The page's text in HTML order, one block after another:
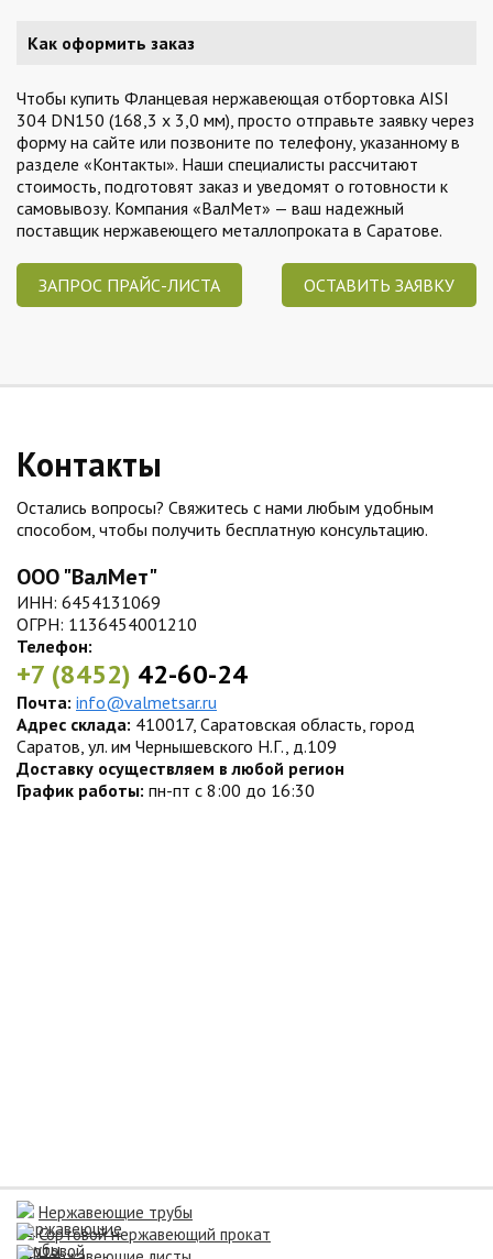
Как оформить заказ
Чтобы купить Фланцевая нержавеющая отбортовка AISI
304 DN150 (168,3 x 3,0 мм), просто отправьте заявку через
форму на сайте или позвоните по телефону, указанному в
разделе «Контакты». Наши специалисты рассчитают
стоимость, подготовят заказ и уведомят о готовности к
самовывозу. Компания «ВалМет» — ваш надежный
поставщик нержавеющего металлопроката в Саратове.
ЗАПРОС ПРАЙС-ЛИСТА ОСТАВИТЬ ЗАЯВКУ
Контакты
Остались вопросы? Свяжитесь с нами любым удобным
способом, чтобы получить бесплатную консультацию.
ООО "ВалМет"
ИНН: 6454131069
ОГРН: 1136454001210
Телефон:
+7 (8452) 42-60-24
Почта: info@valmetsar.ru
Адрес склада: 410017, Саратовская область, город
Саратов, ул. им Чернышевского Н.Г., д.109
Доставку осуществляем в любой регион
График работы: пн-пт с 8:00 до 16:30
Нержавеющие трубы
Сортовой нержавеющий прокат